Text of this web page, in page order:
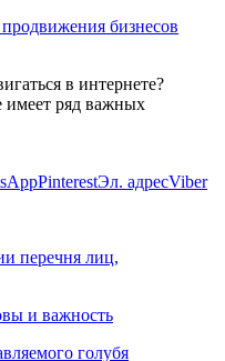
бизнесов
в интернете?
имеет ряд важных
PinterestЭл. адресViber
перечня лиц,
и важность
голубя